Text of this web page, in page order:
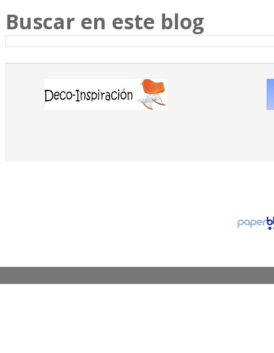
Buscar en este blog